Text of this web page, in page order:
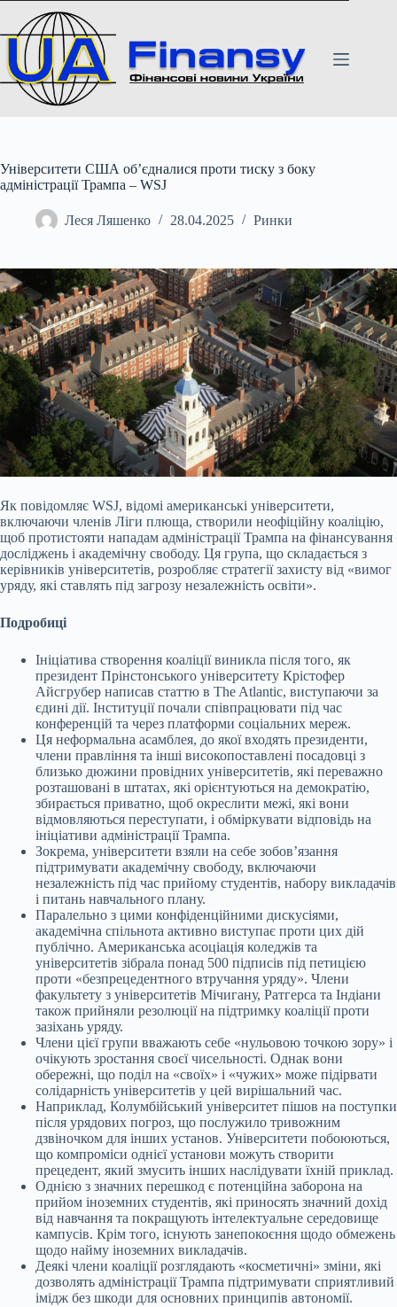
вмісту
Університети США об’єдналися проти тиску з боку
адміністрації Трампа – WSJ
Леся Ляшенко 28.04.2025 Ринки
Як повідомляє WSJ, відомі американські університети,
включаючи членів Ліги плюща, створили неофіційну коаліцію,
щоб протистояти нападам адміністрації Трампа на фінансування
досліджень і академічну свободу. Ця група, що складається з
керівників університетів, розробляє стратегії захисту від «вимог
уряду, які ставлять під загрозу незалежність освіти».
Подробиці
Ініціатива створення коаліції виникла після того, як
президент Прінстонського університету Крістофер
Айсгрубер написав статтю в The Atlantic, виступаючи за
єдині дії. Інституції почали співпрацювати під час
конференцій та через платформи соціальних мереж.
Ця неформальна асамблея, до якої входять президенти,
члени правління та інші високопоставлені посадовці з
близько дюжини провідних університетів, які переважно
розташовані в штатах, які орієнтуються на демократію,
збирається приватно, щоб окреслити межі, які вони
відмовляються переступати, і обміркувати відповідь на
ініціативи адміністрації Трампа.
Зокрема, університети взяли на себе зобов’язання
підтримувати академічну свободу, включаючи
незалежність під час прийому студентів, набору викладачів
і питань навчального плану.
Паралельно з цими конфіденційними дискусіями,
академічна спільнота активно виступає проти цих дій
публічно. Американська асоціація коледжів та
університетів зібрала понад 500 підписів під петицією
проти «безпрецедентного втручання уряду». Члени
факультету з університетів Мічигану, Ратгерса та Індіани
також прийняли резолюції на підтримку коаліції проти
зазіхань уряду.
Члени цієї групи вважають себе «нульовою точкою зору» і
очікують зростання своєї чисельності. Однак вони
обережні, що поділ на «своїх» і «чужих» може підірвати
солідарність університетів у цей вирішальний час.
Наприклад, Колумбійський університет пішов на поступки
після урядових погроз, що послужило тривожним
дзвіночком для інших установ. Університети побоюються,
що компроміси однієї установи можуть створити
прецедент, який змусить інших наслідувати їхній приклад.
Однією з значних перешкод є потенційна заборона на
прийом іноземних студентів, які приносять значний дохід
від навчання та покращують інтелектуальне середовище
кампусів. Крім того, існують занепокоєння щодо обмежень
щодо найму іноземних викладачів.
Деякі члени коаліції розглядають «косметичні» зміни, які
дозволять адміністрації Трампа підтримувати сприятливий
імідж без шкоди для основних принципів автономії.